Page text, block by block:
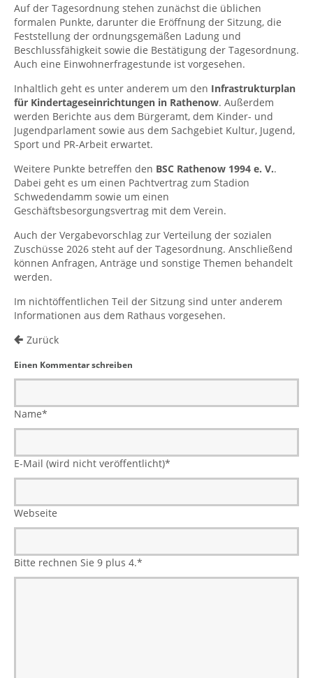
Auf der Tagesordnung stehen zunächst die üblichen
formalen Punkte, darunter die Eröffnung der Sitzung, die
Feststellung der ordnungsgemäßen Ladung und
Beschlussfähigkeit sowie die Bestätigung der Tagesordnung.
Auch eine Einwohnerfragestunde ist vorgesehen.
Inhaltlich geht es unter anderem um den Infrastrukturplan
für Kindertageseinrichtungen in Rathenow. Außerdem
werden Berichte aus dem Bürgeramt, dem Kinder- und
Jugendparlament sowie aus dem Sachgebiet Kultur, Jugend,
Sport und PR-Arbeit erwartet.
Weitere Punkte betreffen den BSC Rathenow 1994 e. V..
Dabei geht es um einen Pachtvertrag zum Stadion
Schwedendamm sowie um einen
Geschäftsbesorgungsvertrag mit dem Verein.
Auch der Vergabevorschlag zur Verteilung der sozialen
Zuschüsse 2026 steht auf der Tagesordnung. Anschließend
können Anfragen, Anträge und sonstige Themen behandelt
werden.
Im nichtöffentlichen Teil der Sitzung sind unter anderem
Informationen aus dem Rathaus vorgesehen.
Zurück
Einen Kommentar schreiben
Name*
E-Mail (wird nicht veröffentlicht)*
Webseite
Bitte rechnen Sie 9 plus 4.*